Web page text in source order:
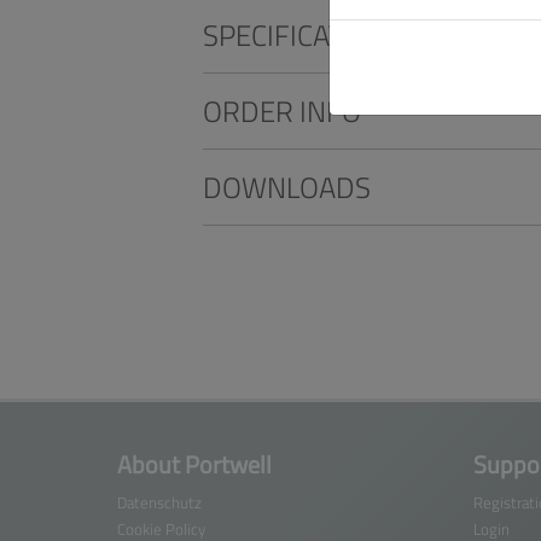
SPECIFICATIONS
ORDER INFO
DOWNLOADS
About Portwell
Datenschutz
Cookie Policy
Login